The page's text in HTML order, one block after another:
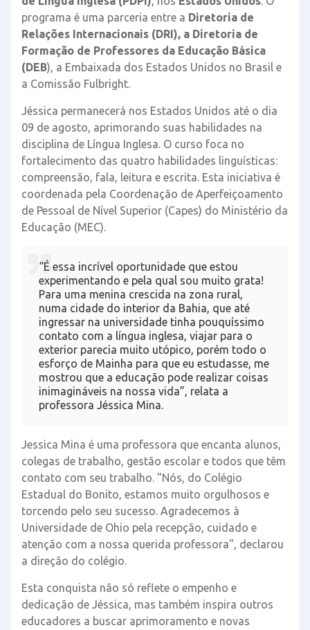
programa é uma parceria entre a Diretoria de
Relações Internacionais (DRI), a Diretoria de
Formação de Professores da Educação Básica
(DEB), a Embaixada dos Estados Unidos no Brasil e
a Comissão Fulbright.
Jéssica permanecerá nos Estados Unidos até o dia
09 de agosto, aprimorando suas habilidades na
disciplina de Língua Inglesa. O curso foca no
fortalecimento das quatro habilidades linguísticas:
compreensão, fala, leitura e escrita. Esta iniciativa é
coordenada pela Coordenação de Aperfeiçoamento
de Pessoal de Nível Superior (Capes) do Ministério da
Educação (MEC).
“É essa incrível oportunidade que estou
experimentando e pela qual sou muito grata!
Para uma menina crescida na zona rural,
numa cidade do interior da Bahia, que até
ingressar na universidade tinha pouquíssimo
contato com a língua inglesa, viajar para o
exterior parecia muito utópico, porém todo o
esforço de Mainha para que eu estudasse, me
mostrou que a educação pode realizar coisas
inimagináveis na nossa vida”, relata a
professora Jéssica Mina.
Jessica Mina é uma professora que encanta alunos,
colegas de trabalho, gestão escolar e todos que têm
contato com seu trabalho. "Nós, do Colégio
Estadual do Bonito, estamos muito orgulhosos e
torcendo pelo seu sucesso. Agradecemos à
Universidade de Ohio pela recepção, cuidado e
atenção com a nossa querida professora", declarou
a direção do colégio.
Esta conquista não só reflete o empenho e
dedicação de Jéssica, mas também inspira outros
educadores a buscar aprimoramento e novas